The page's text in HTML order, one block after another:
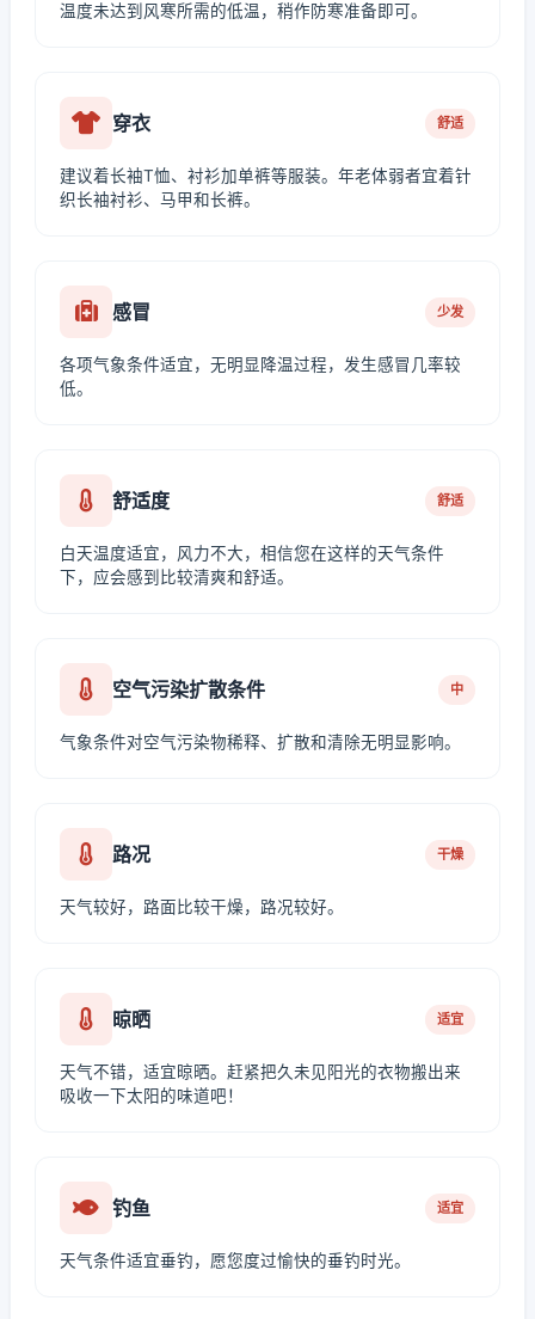
温度未达到风寒所需的低温，稍作防寒准备即可。
穿衣 舒适
建议着长袖T恤、衬衫加单裤等服装。年老体弱者宜着针
织长袖衬衫、马甲和长裤。
感冒 少发
各项气象条件适宜，无明显降温过程，发生感冒几率较
低。
舒适度 舒适
白天温度适宜，风力不大，相信您在这样的天气条件
下，应会感到比较清爽和舒适。
空气污染扩散条件 中
气象条件对空气污染物稀释、扩散和清除无明显影响。
路况 干燥
天气较好，路面比较干燥，路况较好。
晾晒 适宜
天气不错，适宜晾晒。赶紧把久未见阳光的衣物搬出来
吸收一下太阳的味道吧！
钓鱼 适宜
天气条件适宜垂钓，愿您度过愉快的垂钓时光。